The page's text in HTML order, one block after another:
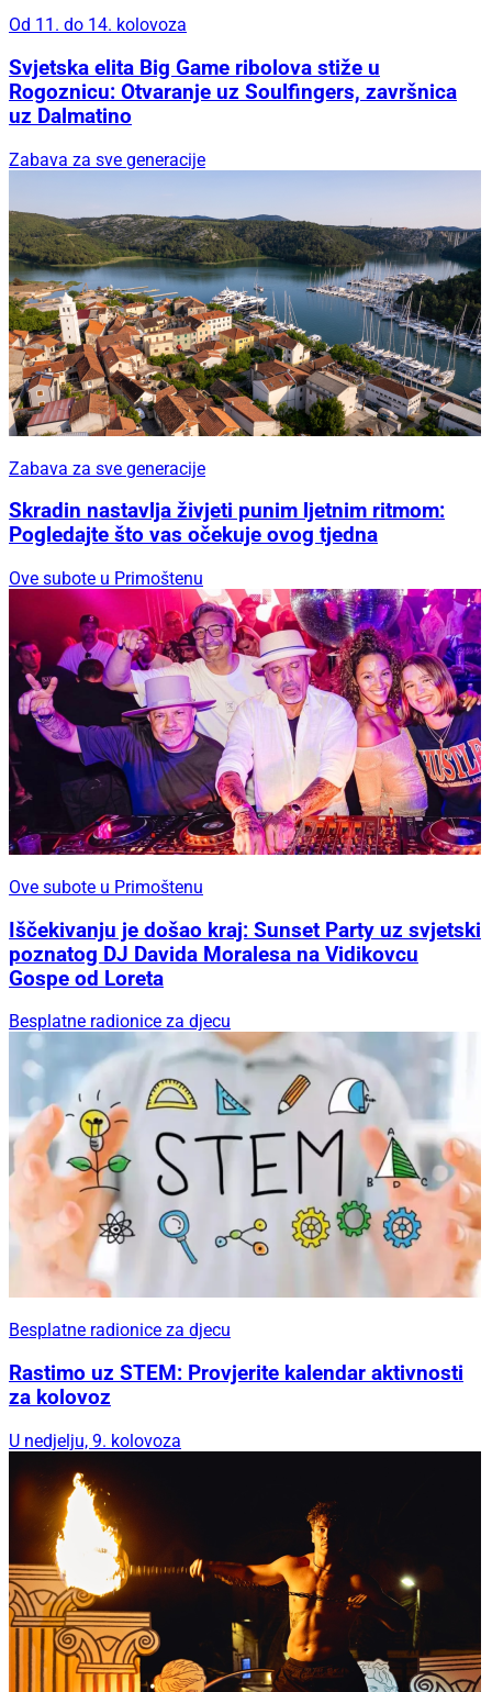
Od 11. do 14. kolovoza
Svjetska elita Big Game ribolova stiže u
Rogoznicu: Otvaranje uz Soulfingers, završnica
uz Dalmatino
Zabava za sve generacije
Zabava za sve generacije
Skradin nastavlja živjeti punim ljetnim ritmom:
Pogledajte što vas očekuje ovog tjedna
Ove subote u Primoštenu
Ove subote u Primoštenu
Iščekivanju je došao kraj: Sunset Party uz svjetski
poznatog DJ Davida Moralesa na Vidikovcu
Gospe od Loreta
Besplatne radionice za djecu
Besplatne radionice za djecu
Rastimo uz STEM: Provjerite kalendar aktivnosti
za kolovoz
U nedjelju, 9. kolovoza